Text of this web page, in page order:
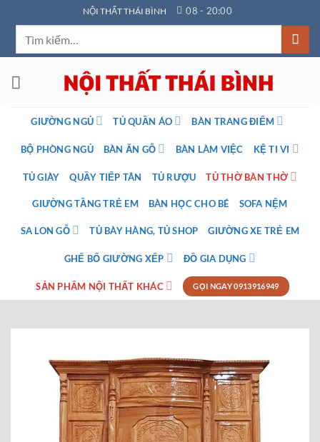
qua
dung
NỘI THẤT THÁI BÌNH 08 - 20:00
GIƯỜNG NGỦ TỦ QUẦN ÁO BÀN TRANG ĐIỂM
BỘ PHÒNG NGỦ BÀN ĂN GỖ BÀN LÀM VIỆC KỆ TI VI
TỦ GIÀY QUẦY TIẾP TÂN TỦ RƯỢU TỦ THỜ BÀN THỜ
GIƯỜNG TẦNG TRẺ EM BÀN HỌC CHO BÉ SOFA NỆM
SA LON GỖ TỦ BÀY HÀNG, TỦ SHOP GIƯỜNG XE TRẺ EM
GHẾ BỐ GIƯỜNG XẾP ĐỒ GIA DỤNG
SẢN PHẨM NỘI THẤT KHÁC GỌI NGAY 0913916949